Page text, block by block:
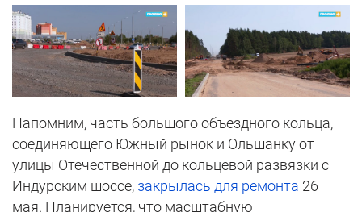
Напомним, часть большого объездного кольца,
соединяющего Южный рынок и Ольшанку от
улицы Отечественной до кольцевой развязки с
Индурским шоссе, закрылась для ремонта 26
мая. Планируется, что масштабную